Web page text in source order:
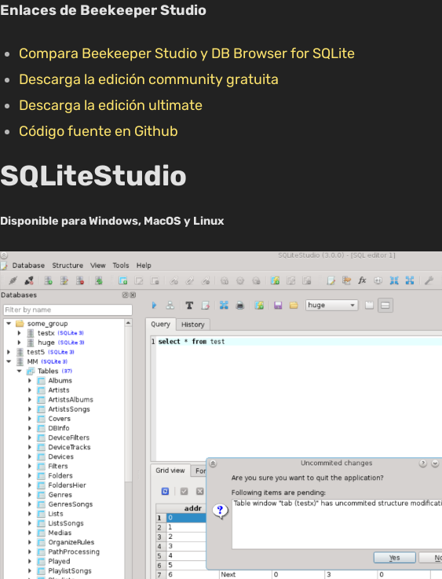
Enlaces de Beekeeper Studio
Compara Beekeeper Studio y DB Browser for SQLite
Descarga la edición community gratuita
Descarga la edición ultimate
Código fuente en Github
SQLiteStudio
Disponible para Windows, MacOS y Linux